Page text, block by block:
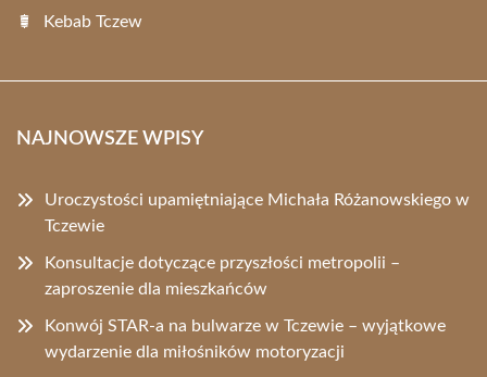
Kebab Tczew
NAJNOWSZE WPISY
Uroczystości upamiętniające Michała Różanowskiego w
Tczewie
Konsultacje dotyczące przyszłości metropolii –
zaproszenie dla mieszkańców
Konwój STAR-a na bulwarze w Tczewie – wyjątkowe
wydarzenie dla miłośników motoryzacji